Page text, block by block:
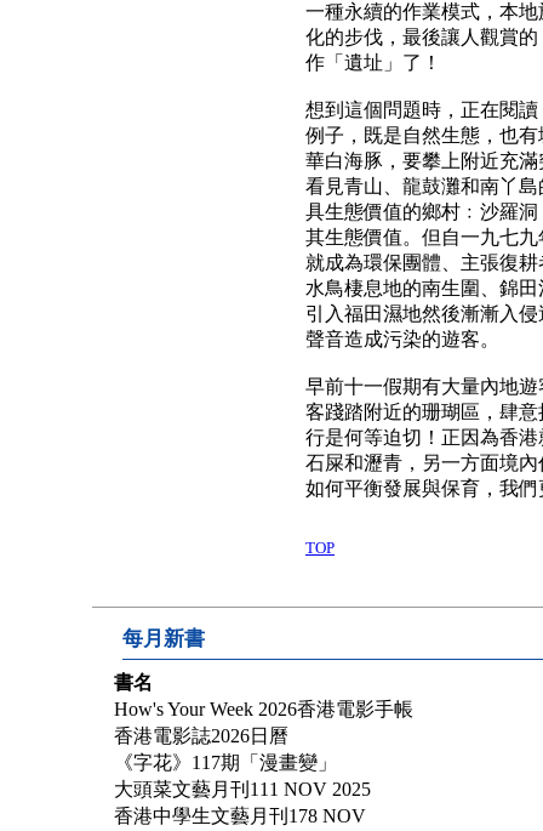
一種永續的作業模式，本
化的步伐，最後讓人觀賞
作「遺址」了！
想到這個問題時，正在閱
例子，既是自然生態，也
華白海豚，要攀上附近充
看見青山、龍鼓灘和南丫
具生態價值的鄉村﹕沙羅
其生態價值。但自一九七
就成為環保團體、主張復
水鳥棲息地的南生圍、錦
引入福田濕地然後漸漸入
聲音造成污染的遊客。
早前十一假期有大量內地
客踐踏附近的珊瑚區，肆
行是何等迫切！正因為香
石屎和瀝青，另一方面境
如何平衡發展與保育，我
TOP
每月新書
書名
How's Your Week 2026香港電影手帳
香港電影誌2026日曆
《字花》117期「漫畫變」
大頭菜文藝月刊111 NOV 2025
香港中學生文藝月刊178 NOV